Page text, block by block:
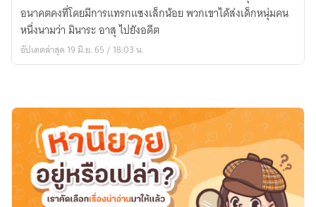
สมบูรณ์
(จบ)
อนาคตคงที่โดยมีการแทรกแซงเล็กน้อย พวกเขาได้ส่งเด็กหนุ่มคน
หนึ่งนามว่า มินาระ อาสุ ไปยังอดีต
อัปเดตล่าสุด 19 มิ.ย. 65 / 18:03 น.